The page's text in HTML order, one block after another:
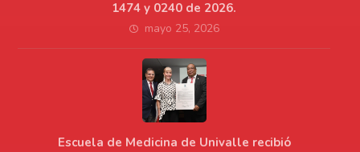
1474 y 0240 de 2026.
mayo 25, 2026
Escuela de Medicina de Univalle recibió